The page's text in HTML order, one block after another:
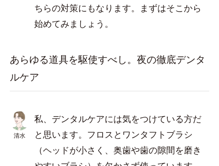
ちらの対策にもなります。まずはそこから
始めてみましょう。
あらゆる道具を駆使すべし。夜の徹底デンタ
ルケア
清水
私、デンタルケアには気をつけている方だ
と思います。フロスとワンタフトブラシ
（ヘッドが小さく、奥歯や歯の隙間を磨き